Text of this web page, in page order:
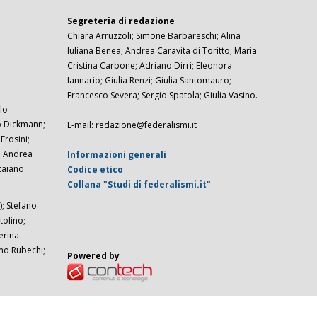
Dickmann;
Andrea
Stefano
Rubechi;
Segreteria di redazione
Chiara Arruzzoli; Simone Barbareschi; Alina
Iuliana Benea; Andrea Caravita di Toritto; Maria
Cristina Carbone; Adriano Dirri; Eleonora
Iannario; Giulia Renzi; Giulia Santomauro;
Francesco Severa; Sergio Spatola; Giulia Vasino.
E-mail: redazione@federalismi.it
Informazioni generali
Codice etico
Collana "Studi di federalismi.it"
Powered by